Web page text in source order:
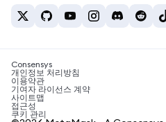
ETH를 USDT로 환전
USDT 매수
SHIB 매수
BNB 매수
암호화폐 세금 뉴스
암호화폐 매수 방법
비트코인 매도 방법
Consensys
개인정보 처리방침
이용약관
기여자 라이선스 계약
사이트맵
접근성
쿠키 관리